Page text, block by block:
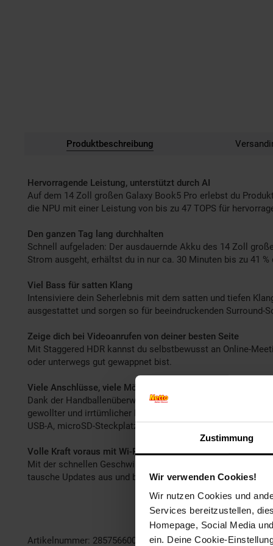
Zustimmung
Wir verwenden Cookies!
Wir nutzen Cookies und
Services bereitzustellen,
Homepage, Social Media
ein. Deine Cookie-
Produktbeschreibung
Hervorragende Leistung, unterstützt durch AI
Auf dem 14 Zoll großen Galaxy Book5 Pro erlebst du
die NPU mit einer Leistung von bis zu 47 TOPS für
Den ganzen Tag lang durchhalten
Schnell aufgeladen: Der ausdauernde Akku des 14 Zoll
Strom ausgeht, erhältst du in nur ca. 30 Minuten bis zu 41
Viel Bass für satten Klang
Intensiviere dein Seherlebnis mit dem satten und tiefen
ausgestattet und sorgen so für beeindruckenden Surround-
Zeige dich bei Videoanrufen von deiner besten Seite
Mit Staggered HDR kannst du selbstbewusst an Online-
oder unterwegs gut gewappnet bist.
Viele Anschlüsse, viele Möglichkeiten
Dank der Handballenüberwachung auf dem unterteilten
gewollter und irrtümlicher Berührung des Touchpads
USB-A, microSD-Steckplatz, Kopfhörer-/Mikrofon- und auch
Volle Kraft voraus mit Wi-Fi 7
Mit der schnellen Geschwindigkeit von Wi-Fi 7 bist du bis
tausche Updates aus und bleibe einfach in Kontakt: Das
- Vitrinenstücke - Keine
Artikelnummer: 2857566000